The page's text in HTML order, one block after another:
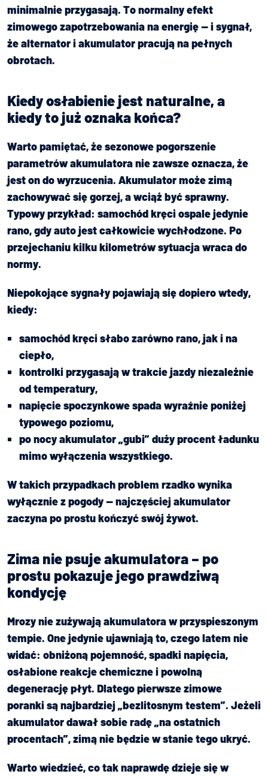
Jak kupić auto na
Bidcar?
Jak wystawić auto
na Bidcar?
Kupujący
Sprzedający
minimalnie przygasają. To normalny efekt
zimowego zapotrzebowania na energię — i sygnał,
że alternator i akumulator pracują na pełnych
obrotach.
Kiedy osłabienie jest naturalne, a
kiedy to już oznaka końca?
Warto pamiętać, że sezonowe pogorszenie
parametrów akumulatora nie zawsze oznacza, że
jest on do wyrzucenia. Akumulator może zimą
zachowywać się gorzej, a wciąż być sprawny.
Typowy przykład: samochód kręci ospale jedynie
rano, gdy auto jest całkowicie wychłodzone. Po
przejechaniu kilku kilometrów sytuacja wraca do
normy.
Niepokojące sygnały pojawiają się dopiero wtedy,
kiedy:
samochód kręci słabo zarówno rano, jak i na
ciepło,
kontrolki przygasają w trakcie jazdy niezależnie
od temperatury,
napięcie spoczynkowe spada wyraźnie poniżej
typowego poziomu,
po nocy akumulator „gubi” duży procent ładunku
mimo wyłączenia wszystkiego.
W takich przypadkach problem rzadko wynika
wyłącznie z pogody — najczęściej akumulator
zaczyna po prostu kończyć swój żywot.
Zima nie psuje akumulatora – po
prostu pokazuje jego prawdziwą
kondycję
Mrozy nie zużywają akumulatora w przyspieszonym
tempie. One jedynie ujawniają to, czego latem nie
widać: obniżoną pojemność, spadki napięcia,
osłabione reakcje chemiczne i powolną
degenerację płyt. Dlatego pierwsze zimowe
poranki są najbardziej „bezlitosnym testem”. Jeżeli
akumulator dawał sobie radę „na ostatnich
procentach”, zimą nie będzie w stanie tego ukryć.
Warto wiedzieć, co tak naprawdę dzieje się w